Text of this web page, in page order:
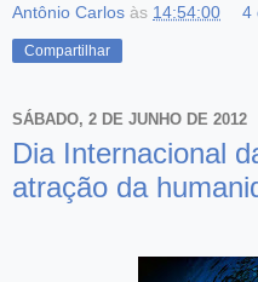
Antônio Carlos às 14:54:00 4
Compartilhar
SÁBADO, 2 DE JUNHO DE 2012
Dia Internacional
atração da